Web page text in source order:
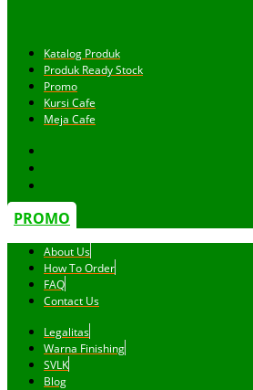
Katalog Produk
Produk Ready Stock
Promo
Kursi Cafe
Meja Cafe
PROMO
About Us
How To Order
FAQ
Contact Us
Legalitas
Warna Finishing
SVLK
Blog